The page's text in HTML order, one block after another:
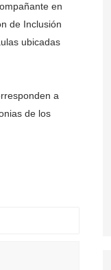
en
de Inclusión
ubicadas
a
de los